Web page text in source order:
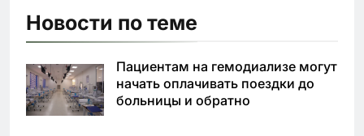
Новости по теме
Пациентам на гемодиализе могут
начать оплачивать поездки до
больницы и обратно